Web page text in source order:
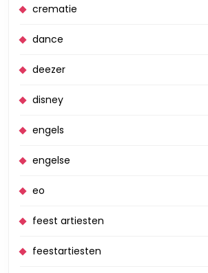
crematie
dance
deezer
disney
engels
engelse
eo
feest artiesten
feestartiesten